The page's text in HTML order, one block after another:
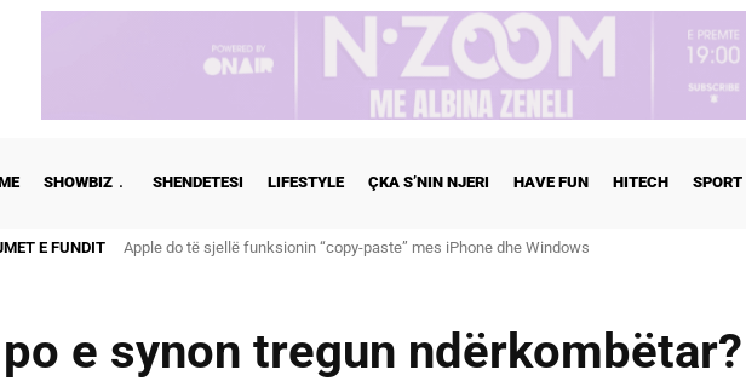
SHOWBIZ SHENDETESI LIFESTYLE ÇKA S’NIN NJERI HAVE FUN HITECH SPORT
E FUNDITApple do të sjellë funksionin “copy-paste” mes iPhone dhe Windows
Cristiano Ronaldo dhe Georgina martohen këtë të shtunë, zbulohen detajet
e synon tregun ndërkombëtar?